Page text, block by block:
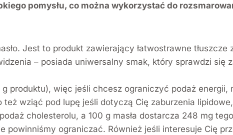
pomysłu, co można wykorzystać do
Jest to produkt zawierający łatwostrawne tłuszcze
– posiada uniwersalny smak, który sprawdzi się
produktu), więc jeśli chcesz ograniczyć podaż energii,
wziąć pod lupę jeśli dotyczą Cię zaburzenia
cholesterolu, a 100 g masła dostarcza 248 mg
ograniczać. Również jeśli interesuje Cię